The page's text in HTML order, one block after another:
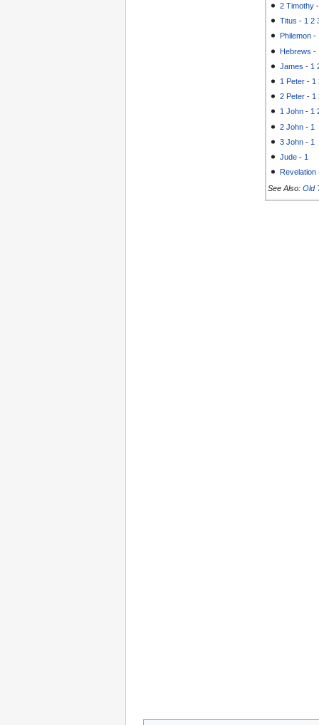
2 Timothy
Titus - 1 2
Philemon -
Hebrews -
James - 1
1 Peter - 1
2 Peter - 1
1 John - 1
2 John - 1
3 John - 1
Jude - 1
Revelation
See Also: Old